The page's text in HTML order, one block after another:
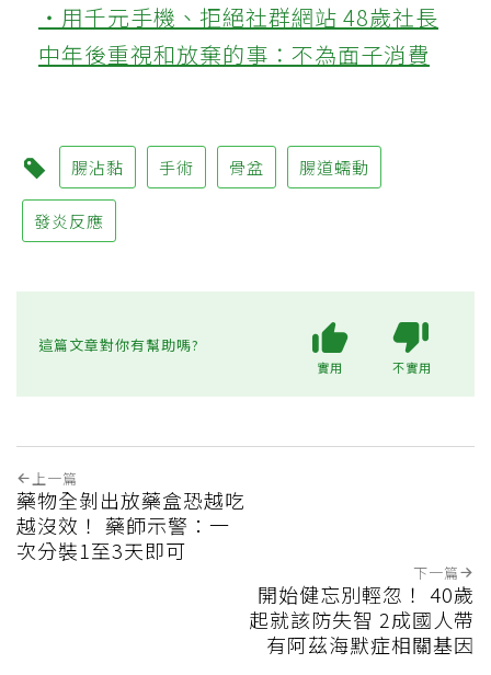
‧用千元手機、拒絕社群網站 48歲社長
中年後重視和放棄的事：不為面子消費
腸沾黏 手術 骨盆 腸道蠕動
發炎反應
這篇文章對你有幫助嗎?
實用 不實用
上一篇
藥物全剝出放藥盒恐越吃
越沒效！ 藥師示警：一
次分裝1至3天即可
下一篇
開始健忘別輕忽！ 40歲
起就該防失智 2成國人帶
有阿茲海默症相關基因